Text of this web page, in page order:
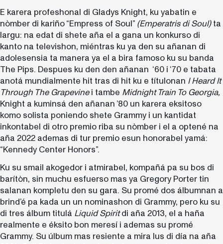
E karera profeshonal di Gladys Knight, ku yabatin e
nòmber di kariño “Empress of Soul” (Emperatris di Soul)ta
largu: na edat di shete aña el a gana un konkurso di
kanto na televishon, miéntras ku ya den su añanan di
adolesensia ta manera ya el a bira famoso ku su banda
The Pips. Despues ku den den añanan ‘60 i ‘70 e tabata
anotá mundialmente hit tras di hit ku e títulonan I Heard It
Through The Grapevinei tambe Midnight Train To Georgia,
Knight a kuminsá den añanan ’80 un karera eksitoso
komo solista poniendo shete Grammy i un kantidat
inkontabel di otro premio riba su nòmber i el a optené na
aña 2022 ademas di tur premio esun honorabel yamá:
“Kennedy Center Honors”.
Ku su smail akogedor i atmirabel, kompañá pa su bos di
barítòn, sin muchu esfuerso mas ya Gregory Porter tin
salanan kompletu den su gara. Su promé dos álbumnan a
brind’é pa kada un un nominashon di Grammy, pero ku su
di tres álbum titulá Liquid Spiritdi aña 2013, el a haña
realmente e éksito bon meresí i ademas su promé
Grammy. Su úlbum mas resiente a mira lus di día na aña